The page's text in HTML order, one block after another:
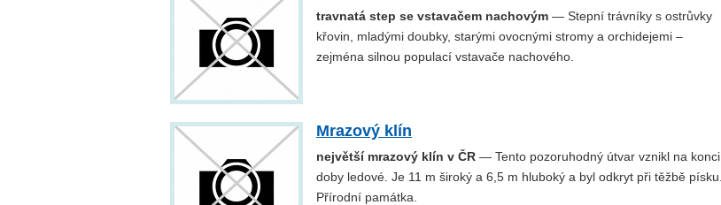
travnatá step se vstavačem nachovým — Stepní trávníky s ostrůvky
křovin, mladými doubky, starými ovocnými stromy a orchidejemi –
zejména silnou populací vstavače nachového.
Mrazový klín
největší mrazový klín v ČR — Tento pozoruhodný útvar vznikl na konci
doby ledové. Je 11 m široký a 6,5 m hluboký a byl odkryt při těžbě písku.
Přírodní památka.